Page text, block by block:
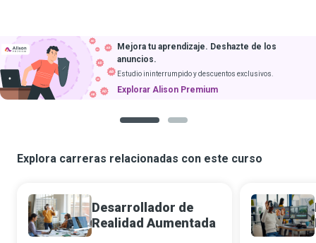
Mejora tu aprendizaje. Deshazte de los
anuncios.
Estudio ininterrumpido y descuentos exclusivos.
Explorar Alison Premium
Explora carreras relacionadas con este curso
Desarrollador de
Realidad Aumentada